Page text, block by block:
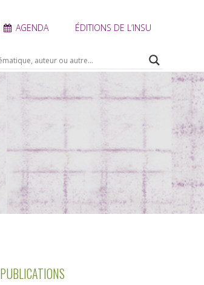
AGENDA ÉDITIONS DE L’INSU
PUBLICATIONS